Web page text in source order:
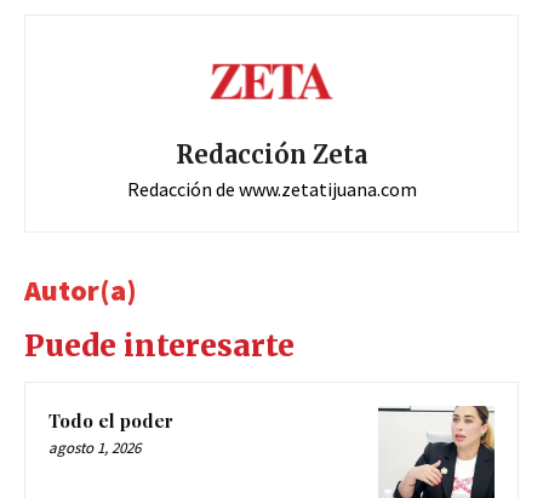
Redacción Zeta
Redacción de www.zetatijuana.com
Autor(a)
Puede interesarte
Todo el poder
agosto 1, 2026